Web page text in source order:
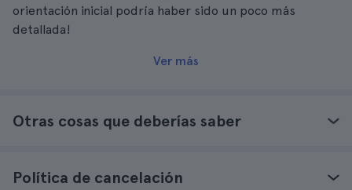
orientación inicial podría haber sido un poco más
detallada!
Ver más
Otras cosas que deberías saber
Política de cancelación